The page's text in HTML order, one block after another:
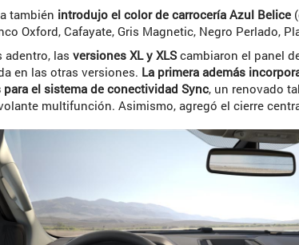
también introdujo el color de carrocería Azul Belice
Oxford, Cafayate, Gris Magnetic, Negro Perlado,
adentro, lasversiones XL y XLScambiaron el panel
en las otras versiones. La primera además
para el sistema de conectividad Sync, un renovado
multifunción. Asimismo, agregó el cierre